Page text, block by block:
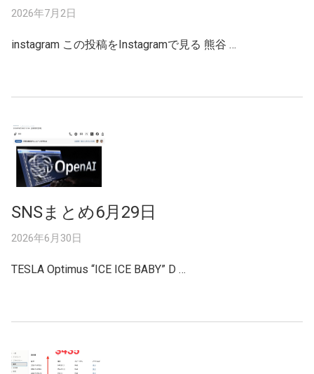
2026年7月2日
instagram この投稿をInstagramで見る 熊谷 …
SNSまとめ6月29日
2026年6月30日
TESLA Optimus “ICE ICE BABY” D …